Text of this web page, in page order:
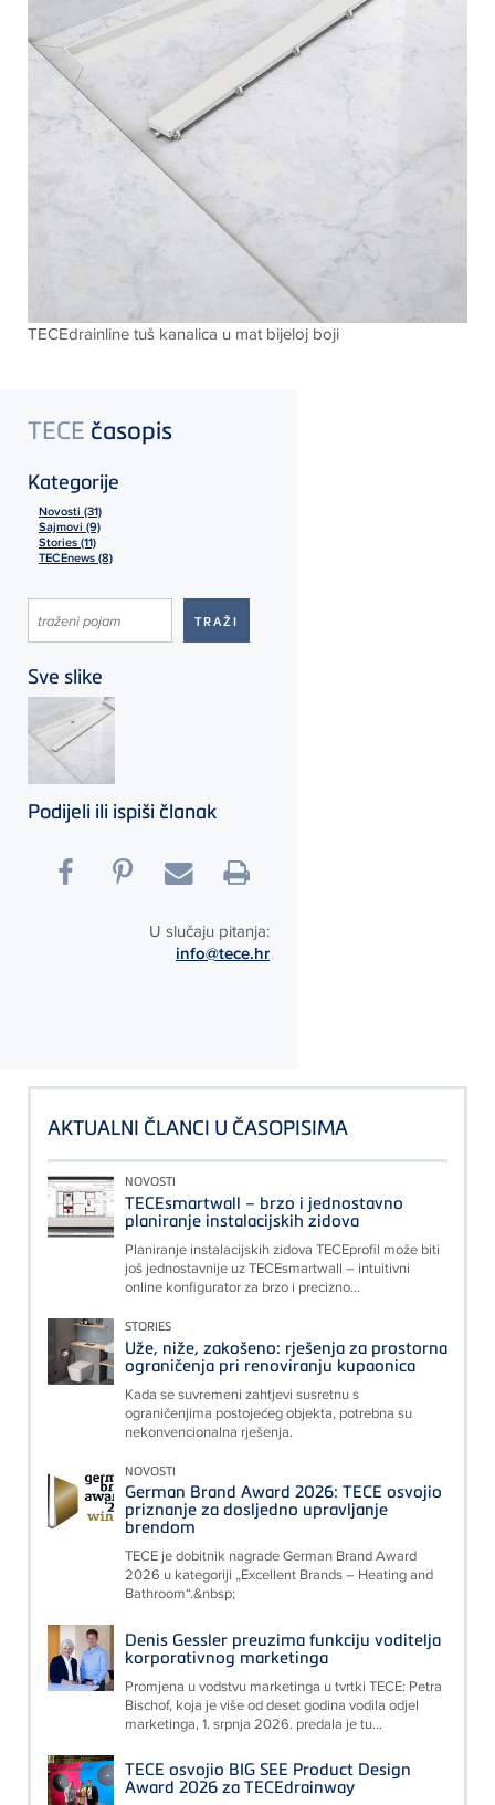
TECEdrainline tuš kanalica u mat bijeloj boji
TECE časopis
Kategorije
Novosti (31)
Sajmovi (9)
Stories (11)
TECEnews (8)
Sve slike
Podijeli ili ispiši članak
U slučaju pitanja:
info@tece.hr
AKTUALNI ČLANCI U ČASOPISIMA
NOVOSTI
TECEsmartwall – brzo i jednostavno
planiranje instalacijskih zidova
Planiranje instalacijskih zidova TECEprofil može biti
još jednostavnije uz TECEsmartwall – intuitivni
online konfigurator za brzo i precizno...
STORIES
Uže, niže, zakošeno: rješenja za prostorna
ograničenja pri renoviranju kupaonica
Kada se suvremeni zahtjevi susretnu s
ograničenjima postojećeg objekta, potrebna su
nekonvencionalna rješenja.
NOVOSTI
German Brand Award 2026: TECE osvojio
priznanje za dosljedno upravljanje
brendom
TECE je dobitnik nagrade German Brand Award
2026 u kategoriji „Excellent Brands – Heating and
Bathroom“.&nbsp;
Denis Gessler preuzima funkciju voditelja
korporativnog marketinga
Promjena u vodstvu marketinga u tvrtki TECE: Petra
Bischof, koja je više od deset godina vodila odjel
marketinga, 1. srpnja 2026. predala je tu...
TECE osvojio BIG SEE Product Design
Award 2026 za TECEdrainway